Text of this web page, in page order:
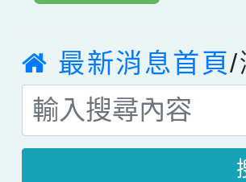
最新消息首頁/